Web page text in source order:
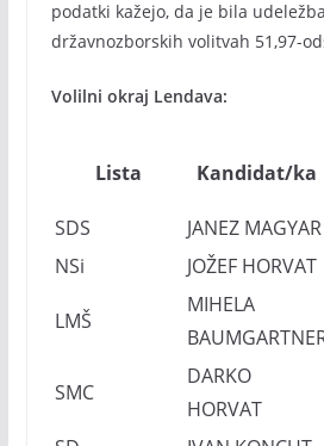
podatki kažejo, da je bila
državnozborskih volitvah 51,97-
Volilni okraj Lendava:
Lista Kandidat/ka
SDS JANEZ MAGYAR
NSi
JOŽEF HORVAT
LMŠ
MIHELA
SMC
DARKO
HORVAT